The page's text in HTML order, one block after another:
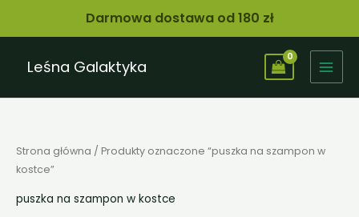
Darmowa dostawa od 180 zł
Leśna Galaktyka
Strona główna / Produkty oznaczone “puszka na szampon w
kostce”
puszka na szampon w kostce